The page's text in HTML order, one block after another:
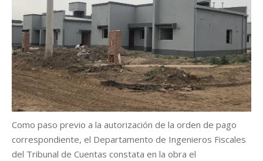
Como paso previo a la autorización de la orden de pago
correspondiente, el Departamento de Ingenieros Fiscales
del Tribunal de Cuentas constata en la obra el